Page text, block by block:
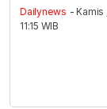
Dailynews - Kamis
11:15 WIB